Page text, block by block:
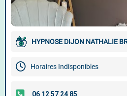
HYPNOSE DIJON NATHALIE
Horaires Indisponibles